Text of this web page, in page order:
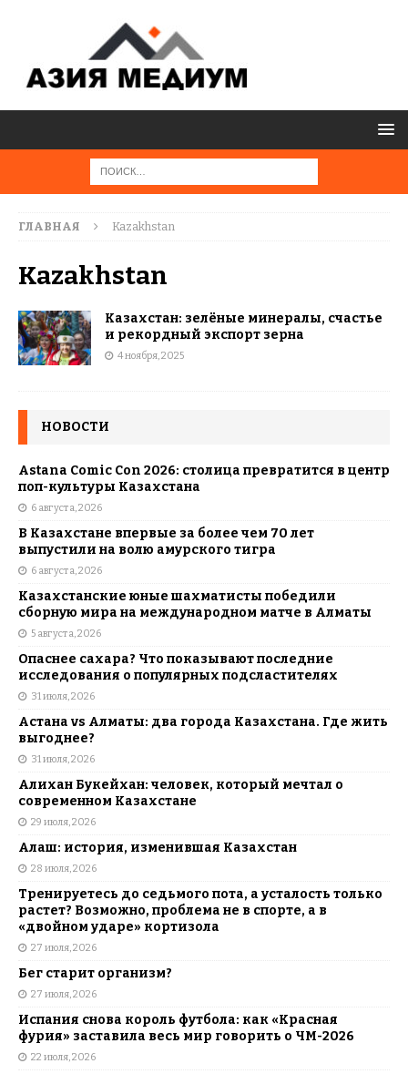
ГЛАВНАЯ Kazakhstan
Kazakhstan
Казахстан: зелёные минералы, счастье
и рекордный экспорт зерна
4 ноября, 2025
НОВОСТИ
Astana Comic Con 2026: столица превратится в центр
поп-культуры Казахстана
6 августа, 2026
В Казахстане впервые за более чем 70 лет
выпустили на волю амурского тигра
6 августа, 2026
Казахстанские юные шахматисты победили
сборную мира на международном матче в Алматы
5 августа, 2026
Опаснее сахара? Что показывают последние
исследования о популярных подсластителях
31 июля, 2026
Астана vs Алматы: два города Казахстана. Где жить
выгоднее?
31 июля, 2026
Алихан Букейхан: человек, который мечтал о
современном Казахстане
29 июля, 2026
Алаш: история, изменившая Казахстан
28 июля, 2026
Тренируетесь до седьмого пота, а усталость только
растет? Возможно, проблема не в спорте, а в
«двойном ударе» кортизола
27 июля, 2026
Бег старит организм?
27 июля, 2026
Испания снова король футбола: как «Красная
фурия» заставила весь мир говорить о ЧМ-2026
22 июля, 2026